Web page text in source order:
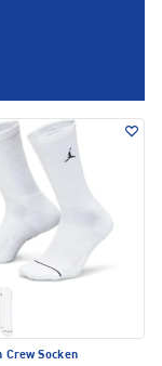
Crew Socken